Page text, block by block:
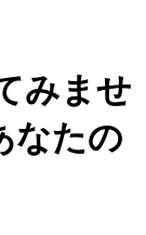
みませ
なたの